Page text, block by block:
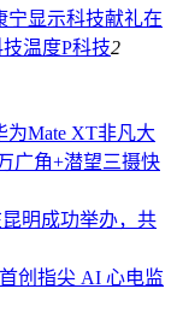
宁显示科技献礼在
温度P科技2
为Mate XT非凡大
广角+潜望三摄快
明成功举办，共
创指尖 AI 心电监